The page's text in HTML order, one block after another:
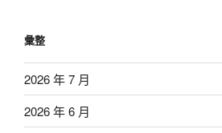
彙整
2026 年 7 月
2026 年 6 月